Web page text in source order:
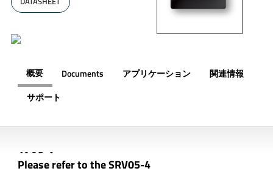
概要 Documents アプリケーション
関連情報
サポート
Please refer to the SRV05-4